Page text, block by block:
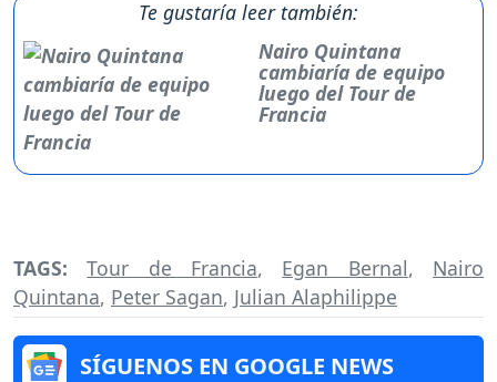
Te gustaría leer también:
Nairo Quintana
cambiaría de equipo
luego del Tour de
Francia
TAGS:Tour de Francia, Egan Bernal, Nairo
Quintana, Peter Sagan, Julian Alaphilippe
SÍGUENOS EN GOOGLE NEWS